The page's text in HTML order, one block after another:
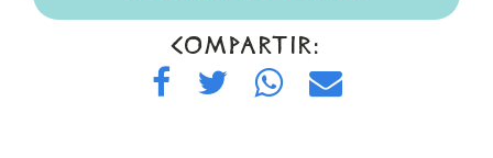
COMPARTIR: